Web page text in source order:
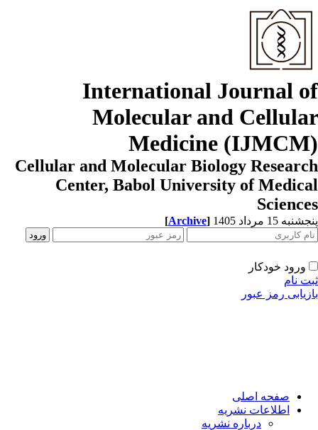
International Journal
Molecular and
Medicine
Cellular and Molecular Biology
Center, Babol University of
15 مرداد 1405 [Archive]
ورود خودکار
نام
رمز عبور
صفحه اصلی
اطلاعات نشریه
درباره نشریه